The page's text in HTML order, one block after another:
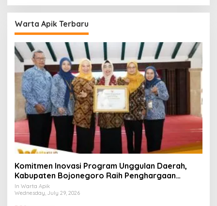
Warta Apik Terbaru
Komitmen Inovasi Program Unggulan Daerah,
Kabupaten Bojonegoro Raih Penghargaan
Tingkat Nasional
In Warta Apik
Wednesday, July 29, 2026